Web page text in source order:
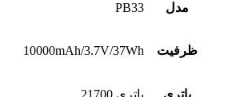
مدل PB33
ظرفیت 10000mAh/3.7V/37Wh
باتری باتری 21700